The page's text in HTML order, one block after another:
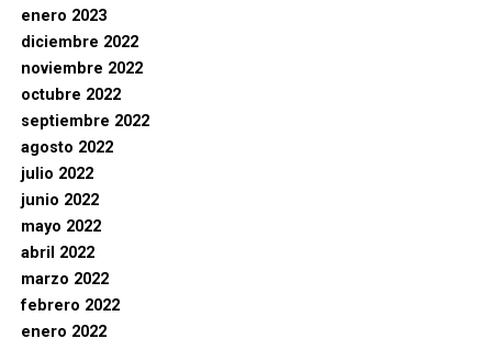
enero 2023
diciembre 2022
noviembre 2022
octubre 2022
septiembre 2022
agosto 2022
julio 2022
junio 2022
mayo 2022
abril 2022
marzo 2022
febrero 2022
enero 2022